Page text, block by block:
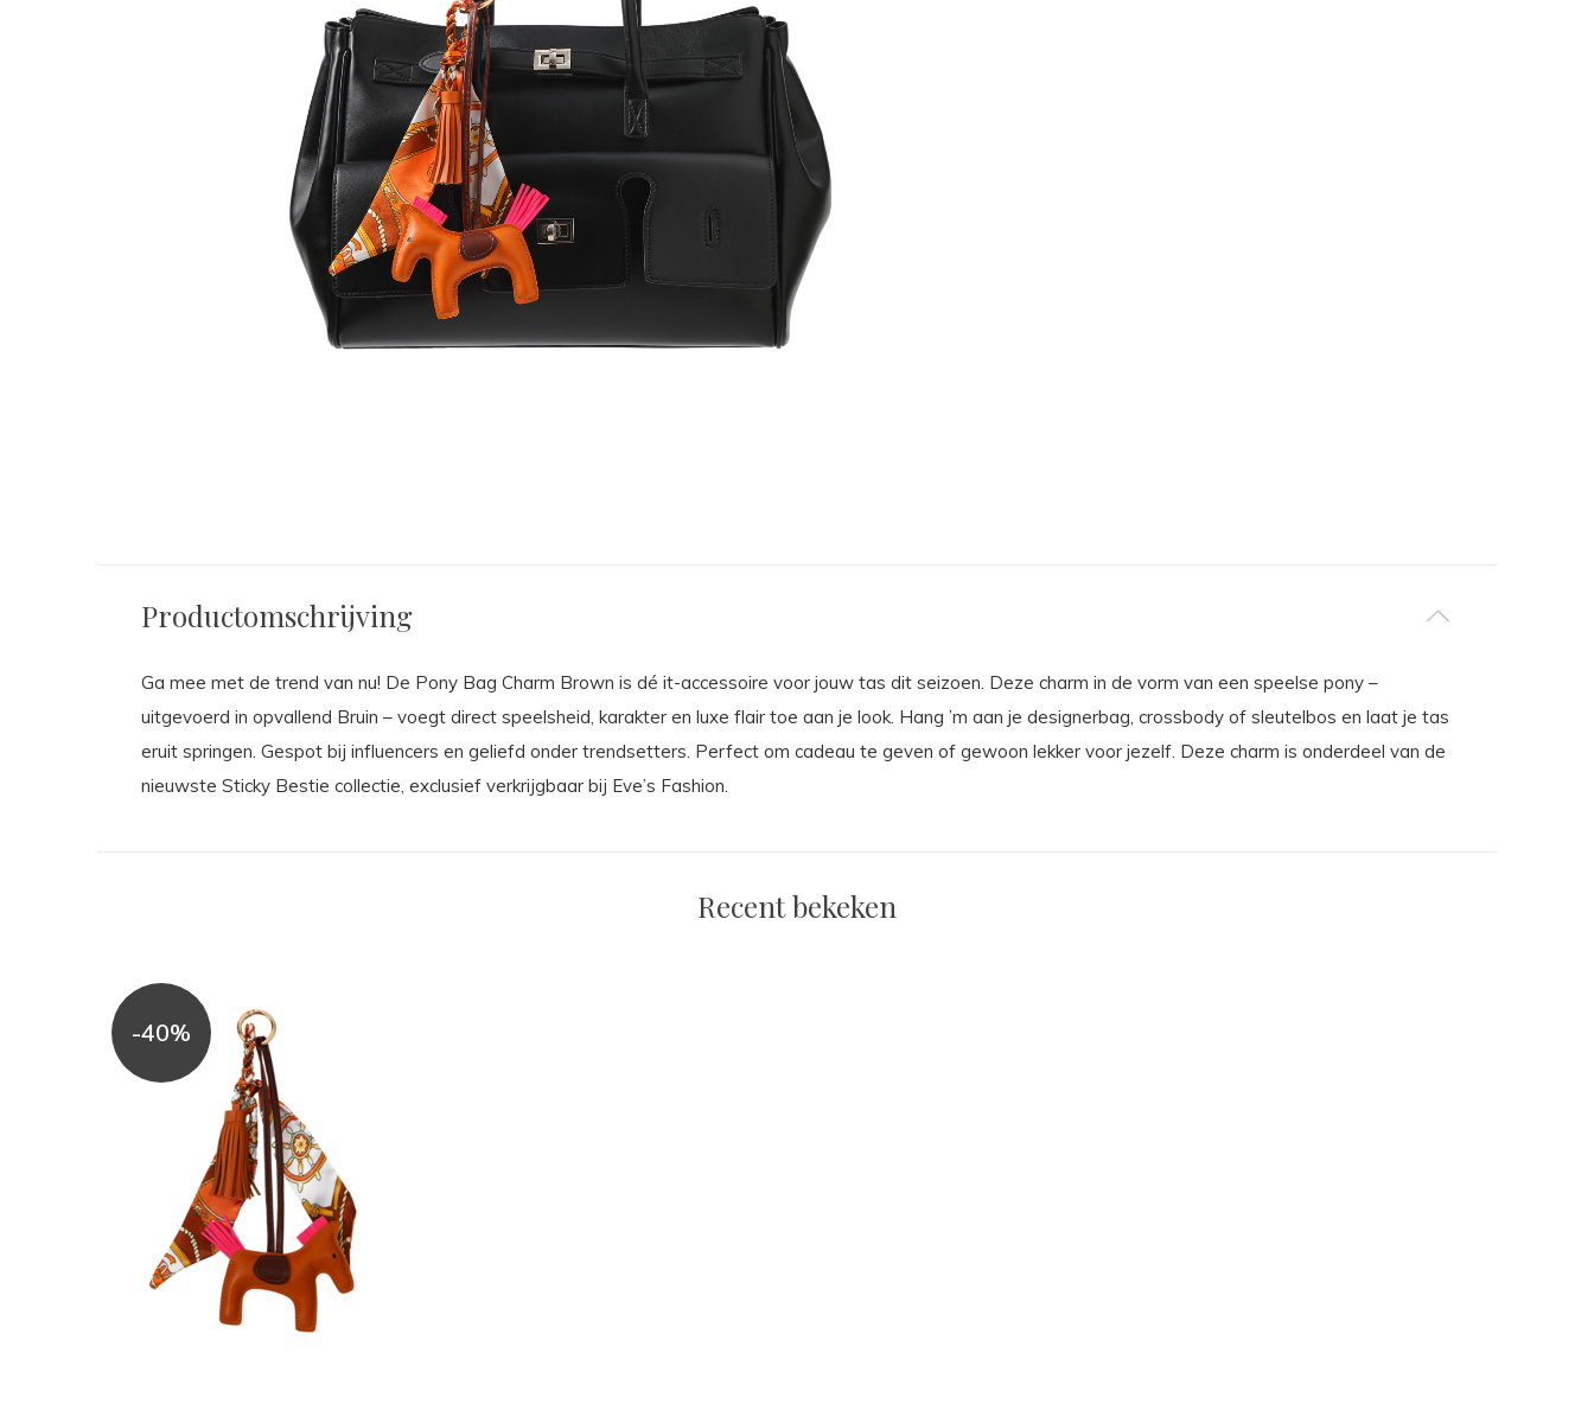
Productomschrijving
Ga mee met de trend van nu! De Pony Bag Charm Brown is dé it-accessoire voor jouw tas dit seizoen. Deze charm in de vorm van een speelse pony –
uitgevoerd in opvallend Bruin – voegt direct speelsheid, karakter en luxe flair toe aan je look. Hang ’m aan je designerbag, crossbody of sleutelbos en laat je tas
eruit springen. Gespot bij influencers en geliefd onder trendsetters. Perfect om cadeau te geven of gewoon lekker voor jezelf. Deze charm is onderdeel van de
nieuwste Sticky Bestie collectie, exclusief verkrijgbaar bij Eve’s Fashion.
Recent bekeken
-40%